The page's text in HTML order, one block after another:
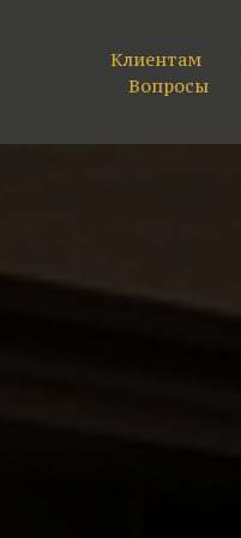
Клиентам
Вопросы